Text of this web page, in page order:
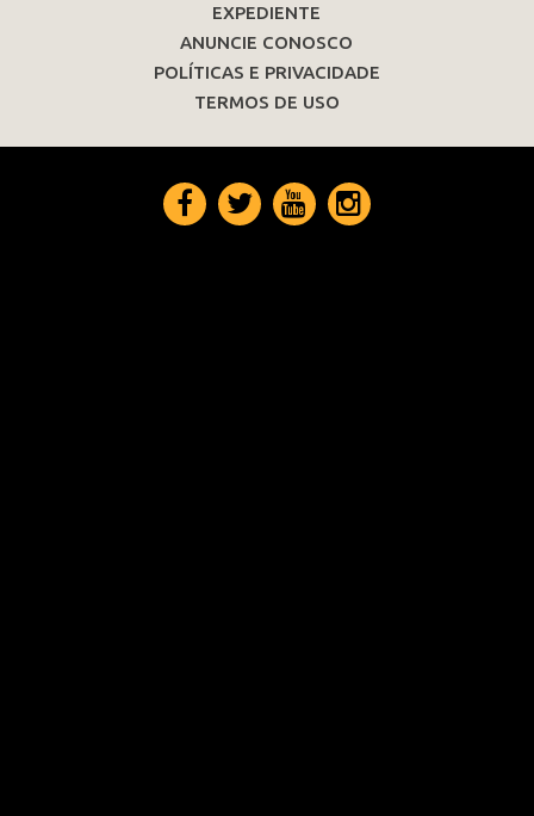
EXPEDIENTE
ANUNCIE CONOSCO
POLÍTICAS E PRIVACIDADE
TERMOS DE USO